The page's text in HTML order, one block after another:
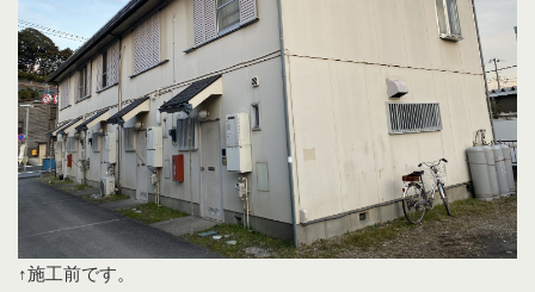
↑施工前です。